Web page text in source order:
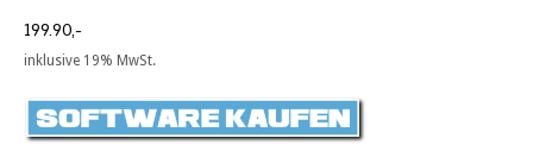
199.90,-
inklusive 19% MwSt.